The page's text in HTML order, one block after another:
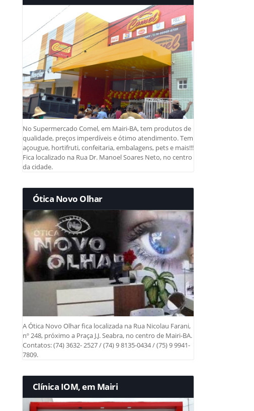
No Supermercado Comel, em Mairi-BA, tem produtos de
qualidade, preços imperdíveis e ótimo atendimento. Tem
açougue, hortifruti, confeitaria, embalagens, pets e mais!!!
Fica localizado na Rua Dr. Manoel Soares Neto, no centro
da cidade.
Ótica Novo Olhar
A Ótica Novo Olhar fica localizada na Rua Nicolau Farani,
nº 248, próximo a Praça J.J. Seabra, no centro de Mairi-BA.
Contatos: (74) 3632- 2527 / (74) 9 8135-0434 / (75) 9 9941-
7809.
Clínica IOM, em Mairi